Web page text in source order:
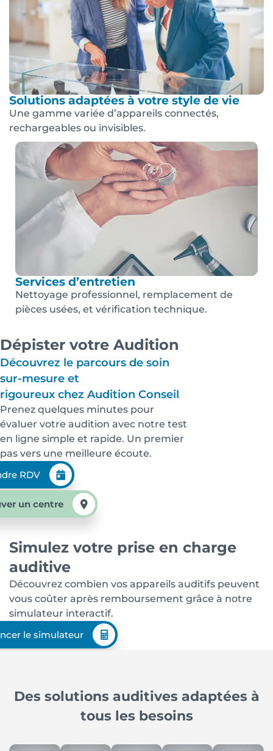
Solutions adaptées à votre style de vie
Une gamme variée d’appareils connectés,
rechargeables ou invisibles.
Services d’entretien
Nettoyage professionnel, remplacement de
pièces usées, et vérification technique.
Dépister votre Audition
Découvrez le parcours de soin
sur-mesure et
rigoureux chez Audition Conseil
Prenez quelques minutes pour
évaluer votre audition avec notre test
en ligne simple et rapide. Un premier
pas vers une meilleure écoute.
RDV
un centre
Simulez votre prise en charge
auditive
Découvrez combien vos appareils auditifs peuvent
vous coûter après remboursement grâce à notre
simulateur interactif.
le simulateur
Des solutions auditives adaptées à
tous les besoins